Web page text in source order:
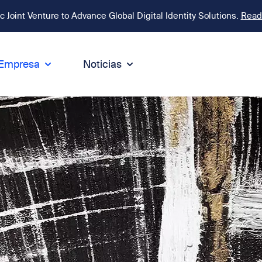
Joint Venture to Advance Global Digital Identity Solutions.
de Conducta
y Compliance
Speak Up
Sostenibilidad
Sostenibilidad
Medioambiente
Responsabilidad social
Gobernanza y negocio
Noticias